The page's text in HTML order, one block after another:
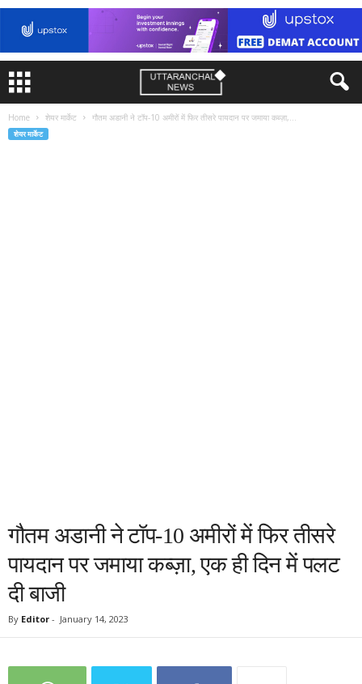
Home शेयर मार्केट गौतम अडानी ने टॉप-10 अमीरों में फिर तीसरे पायदान पर जमाया कब्ज़ा,...
शेयर मार्केट
गौतम अडानी ने टॉप-10 अमीरों में फिर तीसरे
पायदान पर जमाया कब्ज़ा, एक ही दिन में पलट
दी बाजी
By Editor - January 14, 2023